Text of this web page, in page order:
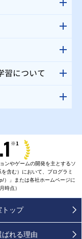
習について
※1
ンやゲームの開発を主とするソ
含む）において、プログラミ
）」または各社ホームページに
時点）
トップ
ばれる理由